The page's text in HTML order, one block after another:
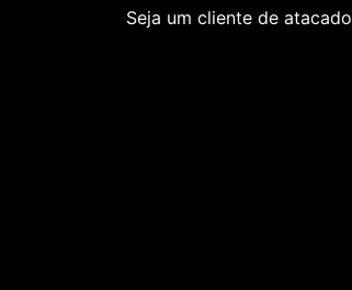
Seja um cliente de atacado